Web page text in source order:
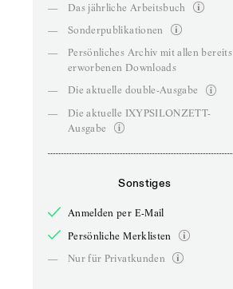
—
Das jährliche Arbeitsbuch
—
Sonderpublikationen
—
Persönliches Archiv mit allen bereits
erworbenen Downloads
—
Die aktuelle double-Ausgabe
—
Die aktuelle IXYPSILONZETT-
Ausgabe
Sonstiges
Anmelden per E-Mail
Persönliche Merklisten
—
Nur für Privatkunden